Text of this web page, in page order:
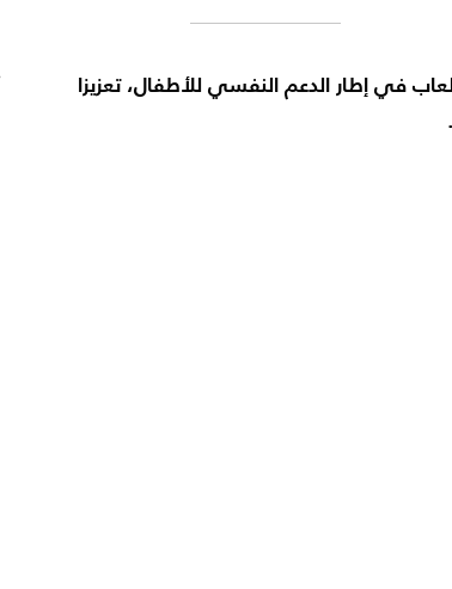
في إطار الدعم النفسي للأطفال، تعزيزا